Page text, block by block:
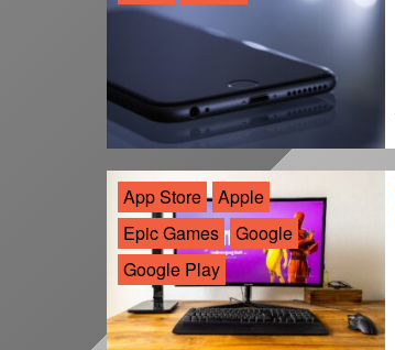
App Store
Apple
Epic Games
Google
Google Play